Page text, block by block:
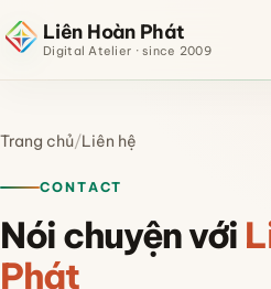
Liên Hoàn Phát
Digital Atelier · since 2009
Trang chủ/Liên hệ
CONTACT
Nói chuyện với
Phát